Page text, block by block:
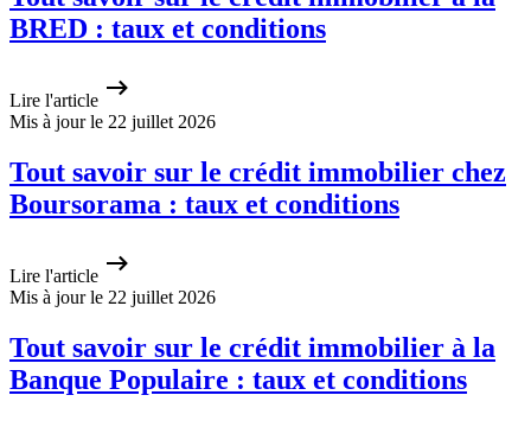
BRED : taux et conditions
Lire l'article
Mis à jour le 22 juillet 2026
Tout savoir sur le crédit immobilier chez
Boursorama : taux et conditions
Lire l'article
Mis à jour le 22 juillet 2026
Tout savoir sur le crédit immobilier à la
Banque Populaire : taux et conditions